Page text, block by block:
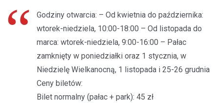
Godziny otwarcia: – Od kwietnia do października:
wtorek-niedziela, 10:00-18:00 – Od listopada do
marca: wtorek-niedziela, 9:00-16:00 – Pałac
zamknięty w poniedziałki oraz 1 stycznia, w
Niedzielę Wielkanocną, 1 listopada i 25-26 grudnia
Ceny biletów:
Bilet normalny (pałac + park): 45 zł